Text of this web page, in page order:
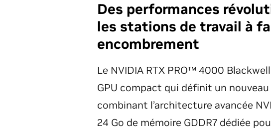
Des performances
les stations de travail à
encombrement
Le NVIDIA RTX PRO™ 4000
GPU compact qui définit un
combinant l’architecture avancée
24 Go de mémoire GDDR7 dédiée